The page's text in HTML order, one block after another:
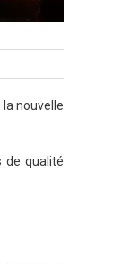
nouvelle
de qualité